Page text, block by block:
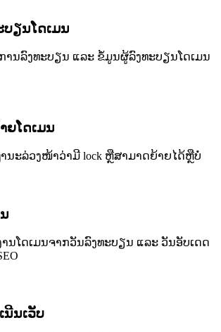
ຽນໂດເມນ
ານລົງທະບຽນ ແລະ ຂໍ້ມູນຜູ້ລົງທະບຽນໂດເມນ
ຍໂດເມນ
ນະລ່ວງໜ້າວ່າມີ lock ຫຼືສາມາດຍ້າຍໄດ້ຫຼືບໍ່
ນໂດເມນຈາກວັນລົງທະບຽນ ແລະ ວັນອັບເດດ
ນເວັບ